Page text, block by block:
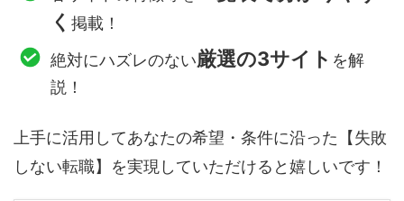
く 掲載！
絶対にハズレのない厳選の3サイト を解
説！
上手に活用してあなたの希望・条件に沿った【失敗
しない転職】を実現していただけると嬉しいです！